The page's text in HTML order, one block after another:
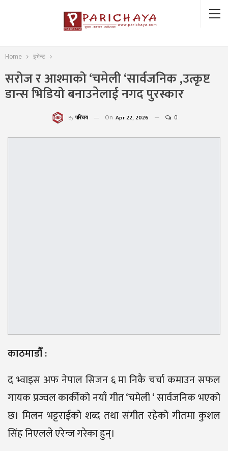
Home इभेन्ट
सरोज र आश्माको ‘चमेली ‘सार्वजनिक ,उत्कृष्ट
डान्स भिडियो बनाउनेलाई नगद पुरस्कार
By परिचय On Apr 22, 2026 0
काठमाडौंँ :
द भ्वाइस अफ नेपाल सिजन ६ मा निकै चर्चा कमाउन सफल
गायक प्रज्वल कार्कीको नयाँ गीत ‘चमेली ‘ सार्वजनिक भएको
छ। मिलन भट्टराईको शब्द तथा संगीत रहेको गीतमा कुशल
सिंह निएलले एरेन्ज गरेका हुन्।